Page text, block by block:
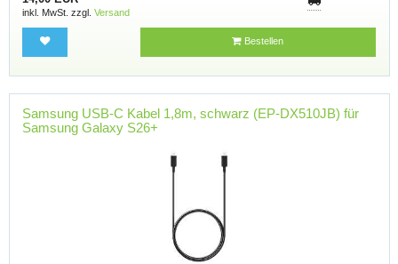
inkl. MwSt. zzgl. Versand
Bestellen
Samsung USB-C Kabel 1,8m, schwarz (EP-DX510JB) für
Samsung Galaxy S26+